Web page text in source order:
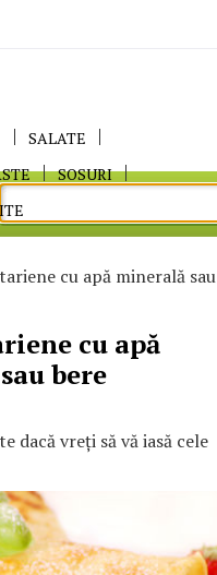
SALATE
SOSURI
cu apă minerală sau
cu apă
bere
dacă vreţi să vă iasă cele